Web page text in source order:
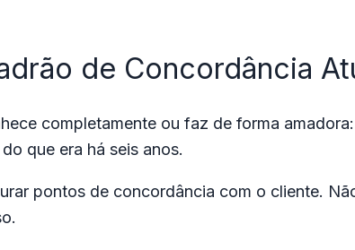
de Concordância
completamente ou faz de forma
que era há seis anos.
pontos de concordância com o cliente.